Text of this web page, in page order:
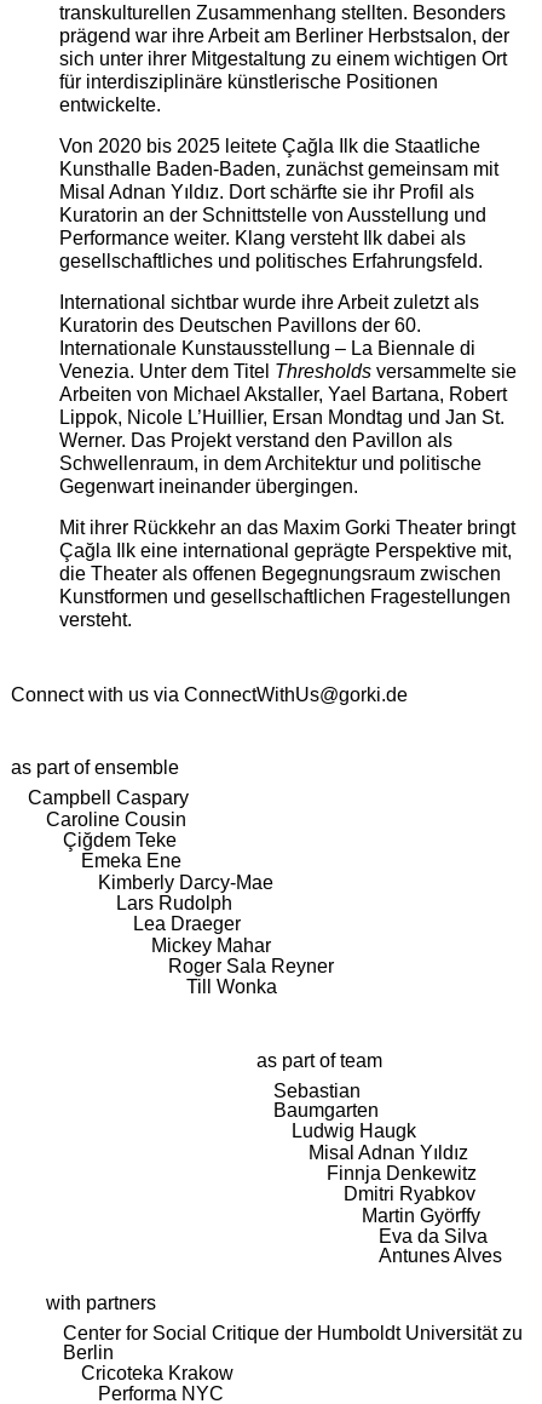
transkulturellen Zusammenhang stellten. Besonders
prägend war ihre Arbeit am Berliner Herbstsalon, der
sich unter ihrer Mitgestaltung zu einem wichtigen Ort
für interdisziplinäre künstlerische Positionen
entwickelte.
Von 2020 bis 2025 leitete Çağla Ilk die Staatliche
Kunsthalle Baden-Baden, zunächst gemeinsam mit
Misal Adnan Yıldız. Dort schärfte sie ihr Profil als
Kuratorin an der Schnittstelle von Ausstellung und
Performance weiter. Klang versteht Ilk dabei als
gesellschaftliches und politisches Erfahrungsfeld.
International sichtbar wurde ihre Arbeit zuletzt als
Kuratorin des Deutschen Pavillons der 60.
Internationale Kunstausstellung – La Biennale di
Venezia. Unter dem Titel Thresholdsversammelte sie
Arbeiten von Michael Akstaller, Yael Bartana, Robert
Lippok, Nicole L’Huillier, Ersan Mondtag und Jan St.
Werner. Das Projekt verstand den Pavillon als
Schwellenraum, in dem Architektur und politische
Gegenwart ineinander übergingen.
Mit ihrer Rückkehr an das Maxim Gorki Theater bringt
Çağla Ilk eine international geprägte Perspektive mit,
die Theater als offenen Begegnungsraum zwischen
Kunstformen und gesellschaftlichen Fragestellungen
versteht.
Connect with us via ConnectWithUs@gorki.de
as part of ensemble
Campbell Caspary
Caroline Cousin
Çiğdem Teke
Emeka Ene
Kimberly Darcy-Mae
Lars Rudolph
Lea Draeger
Mickey Mahar
Roger Sala Reyner
Till Wonka
as part of team
Sebastian
Baumgarten
Ludwig Haugk
Misal Adnan Yıldız
Finnja Denkewitz
Dmitri Ryabkov
Martin Györffy
Eva da Silva
Antunes Alves
with partners
Center for Social Critique der Humboldt Universität zu
Berlin
Cricoteka Krakow
Performa NYC